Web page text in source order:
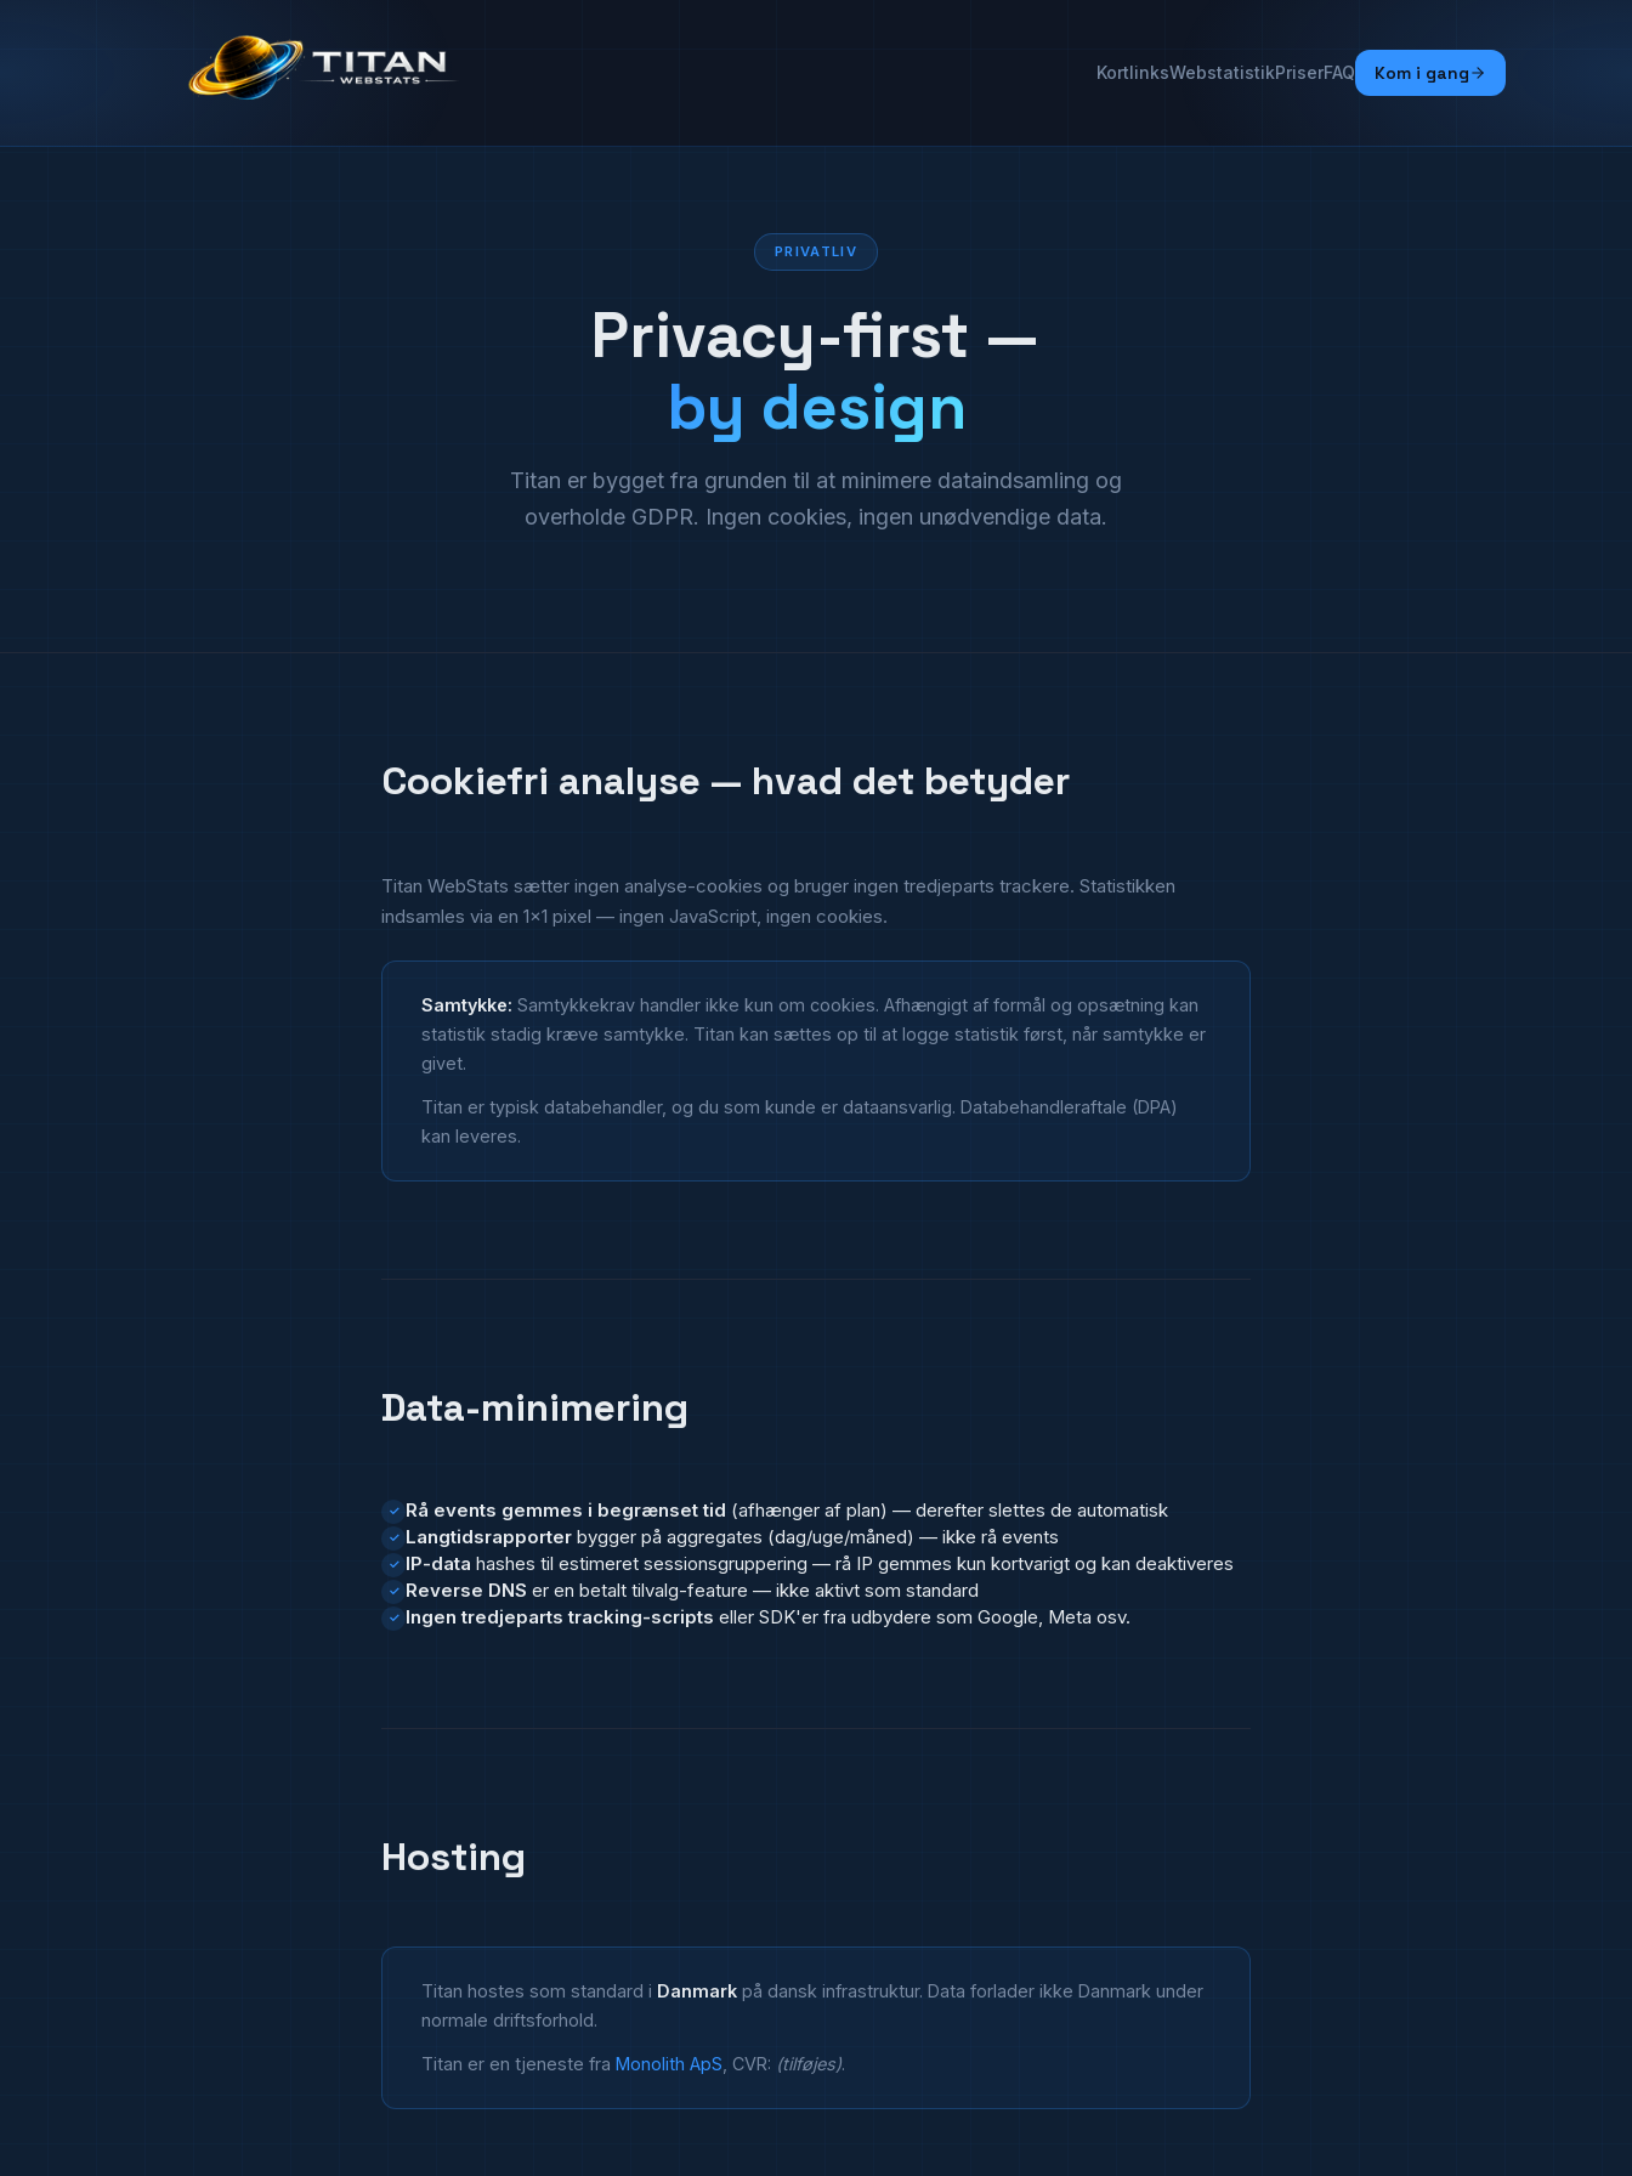
KortlinksWebstatistikPriserFAQ Kom i gang
PRIVATLIV
Privacy-first —
by design
Titan er bygget fra grunden til at minimere dataindsamling og
overholde GDPR. Ingen cookies, ingen unødvendige data.
Cookiefri analyse — hvad det betyder
Titan WebStats sætter ingen analyse-cookies og bruger ingen tredjeparts trackere. Statistikken
indsamles via en 1×1 pixel — ingen JavaScript, ingen cookies.
Samtykke: Samtykkekrav handler ikke kun om cookies. Afhængigt af formål og opsætning kan
statistik stadig kræve samtykke. Titan kan sættes op til at logge statistik først, når samtykke er
givet.
Titan er typisk databehandler, og du som kunde er dataansvarlig. Databehandleraftale (DPA)
kan leveres.
Data-minimering
✓ Rå events gemmes i begrænset tid (afhænger af plan) — derefter slettes de automatisk
✓ Langtidsrapporter bygger på aggregates (dag/uge/måned) — ikke rå events
✓ IP-data hashes til estimeret sessionsgruppering — rå IP gemmes kun kortvarigt og kan deaktiveres
✓ Reverse DNS er en betalt tilvalg-feature — ikke aktivt som standard
✓ Ingen tredjeparts tracking-scripts eller SDK'er fra udbydere som Google, Meta osv.
Hosting
Titan hostes som standard i Danmark på dansk infrastruktur. Data forlader ikke Danmark under
normale driftsforhold.
Titan er en tjeneste fra Monolith ApS , CVR: (tilføjes).